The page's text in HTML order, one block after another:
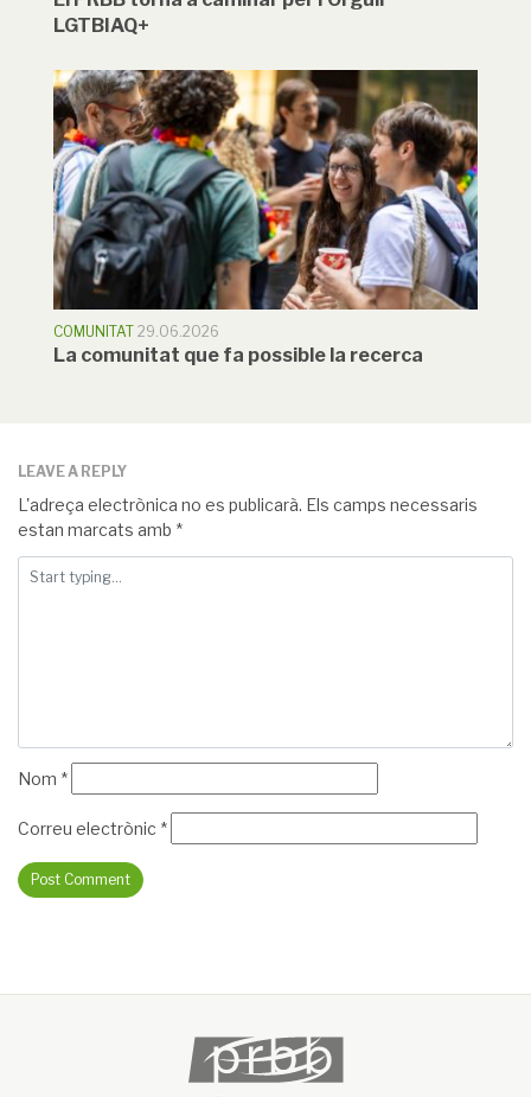
LGTBIAQ+
COMUNITAT 29.06.2026
La comunitat que fa possible la recerca
LEAVE A REPLY
L'adreça electrònica no es publicarà. Els camps necessaris
estan marcats amb *
Nom *
Correu electrònic *